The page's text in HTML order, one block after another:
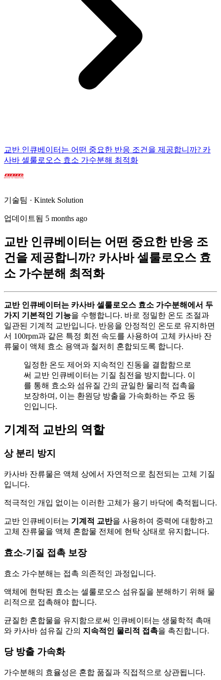
교반 인큐베이터는 어떤 중요한 반응 조건을 제공합니까? 카
사바 셀룰로오스 효소 가수분해 최적화
기술팀 · Kintek Solution
업데이트됨 5 months ago
교반 인큐베이터는 어떤 중요한 반응 조
건을 제공합니까? 카사바 셀룰로오스 효
소 가수분해 최적화
교반 인큐베이터는 카사바 셀룰로오스 효소 가수분해에서 두
가지 기본적인 기능을 수행합니다. 바로 정밀한 온도 조절과
일관된 기계적 교반입니다. 반응을 안정적인 온도로 유지하면
서 100rpm과 같은 특정 회전 속도를 사용하여 고체 카사바 잔
류물이 액체 효소 용액과 철저히 혼합되도록 합니다.
일정한 온도 제어와 지속적인 진동을 결합함으로
써 교반 인큐베이터는 기질 침전을 방지합니다. 이
를 통해 효소와 섬유질 간의 균일한 물리적 접촉을
보장하며, 이는 환원당 방출을 가속화하는 주요 동
인입니다.
기계적 교반의 역할
상 분리 방지
카사바 잔류물은 액체 상에서 자연적으로 침전되는 고체 기질
입니다.
적극적인 개입 없이는 이러한 고체가 용기 바닥에 축적됩니다.
교반 인큐베이터는 기계적 교반을 사용하여 중력에 대항하고
고체 잔류물을 액체 혼합물 전체에 현탁 상태로 유지합니다.
효소-기질 접촉 보장
효소 가수분해는 접촉 의존적인 과정입니다.
액체에 현탁된 효소는 셀룰로오스 섬유질을 분해하기 위해 물
리적으로 접촉해야 합니다.
균질한 혼합물을 유지함으로써 인큐베이터는 생물학적 촉매
와 카사바 섬유질 간의 지속적인 물리적 접촉을 촉진합니다.
당 방출 가속화
가수분해의 효율성은 혼합 품질과 직접적으로 상관됩니다.